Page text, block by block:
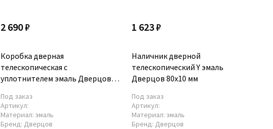
2 690 ₽
Коробка дверная
телескопическая c
уплотнителем эмаль Дверцов
Под заказ
Артикул:
Материал: эмаль
Бренд: Дверцов
1 623 ₽
Наличник дверной
телескопический Y эмаль
Дверцов 80х10 мм
Под заказ
Артикул:
Материал: эмаль
Бренд: Дверцов